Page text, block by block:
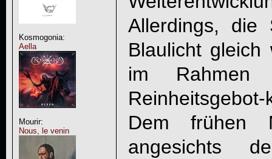
Kosmogonia:
Aella
Mourir:
Nous, le venin
Allerdings, die
Blaulicht gleich
im Rahmen
Dem frühen
angesichts